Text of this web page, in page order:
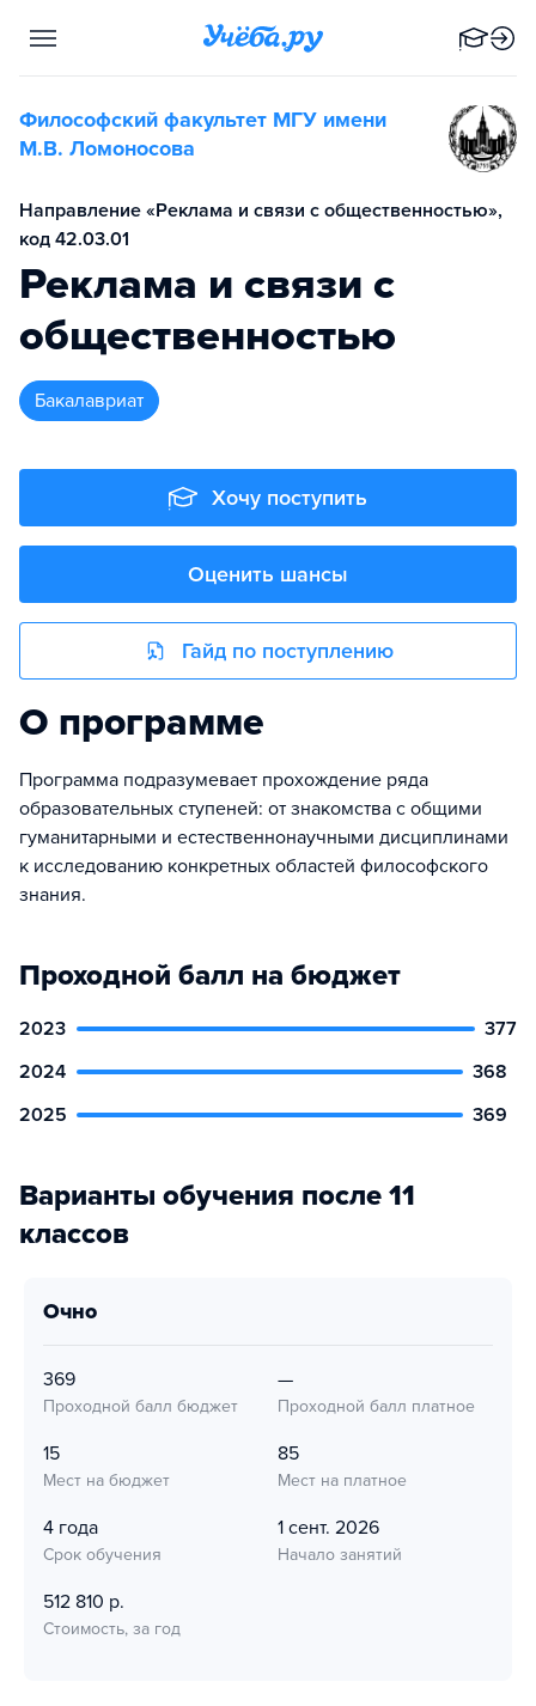
Философский факультет МГУ имени
М.В. Ломоносова
Направление «Реклама и связи с общественностью»,
код 42.03.01
Реклама и связи с
общественностью
бакалавриат
Хочу поступить
Оценить шансы
Гайд по поступлению
О программе
Программа подразумевает прохождение ряда
образовательных ступеней: от знакомства с общими
гуманитарными и естественнонаучными дисциплинами
к исследованию конкретных областей философского
знания.
Проходной балл на бюджет
2023
377
2024
368
2025
369
Варианты обучения после 11
классов
очно
369
Проходной балл бюджет
—
Проходной балл платное
15
Мест на бюджет
85
Мест на платное
4 года
Срок обучения
1 сент. 2026
Начало занятий
512 810 р.
Стоимость, за год